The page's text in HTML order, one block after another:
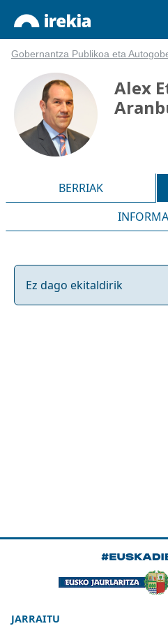
Gobernantza Publikoa eta
Alex
BERRIAK
Ez dago ekitaldirik
JARRAITU